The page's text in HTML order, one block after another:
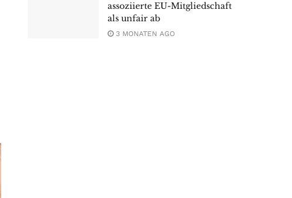
assoziierte EU-Mitgliedschaft
als unfair ab
3 MONATEN AGO